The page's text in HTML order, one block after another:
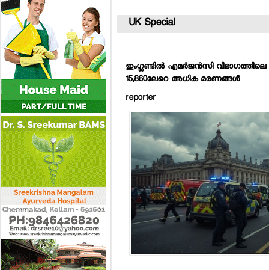
UK Special
ഇംഗ്ലണ്ടില്‍ എമര്‍ജന്‍സി
15,860ലേറെ അധിക മരണങ്ങള്‍
reporter